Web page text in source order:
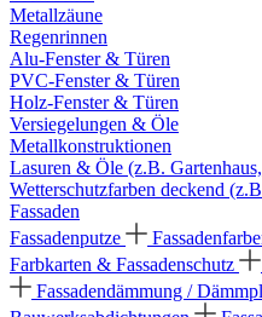
Metallzäune
Regenrinnen
Alu-Fenster & Türen
PVC-Fenster & Türen
Holz-Fenster & Türen
Versiegelungen & Öle
Metallkonstruktionen
Lasuren & Öle (z.B.
Wetterschutzfarben deckend
Fassaden
Fassadenputze
Farbkarten & Fassadenschutz
Fassadendämmung /